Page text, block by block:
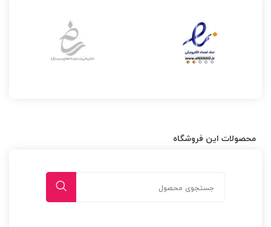
محصولات این فروشگاه